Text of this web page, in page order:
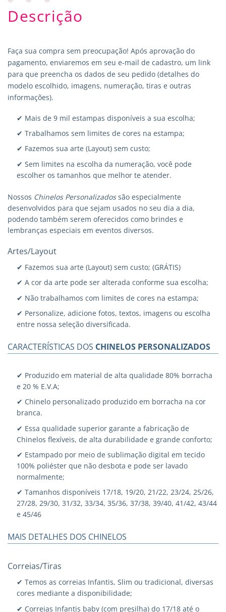
Descrição
Faça sua compra sem preocupação! Após aprovação do
pagamento, enviaremos em seu e-mail de cadastro, um link
para que preencha os dados de seu pedido (detalhes do
modelo escolhido, imagens, numeração, tiras e outras
informações).
✔ Mais de 9 mil estampas disponíveis a sua escolha;
✔ Trabalhamos sem limites de cores na estampa;
✔ Fazemos sua arte (Layout) sem custo;
✔ Sem limites na escolha da numeração, você pode
escolher os tamanhos que melhor te atender.
Nossos Chinelos Personalizadossão especialmente
desenvolvidos para que sejam usados no seu dia a dia,
podendo também serem oferecidos como brindes e
lembranças especiais em eventos diversos.
Artes/Layout
✔ Fazemos sua arte (Layout) sem custo; (GRÁTIS)
✔ A cor da arte pode ser alterada conforme sua escolha;
✔ Não trabalhamos com limites de cores na estampa;
✔ Personalize, adicione fotos, textos, imagens ou escolha
entre nossa seleção diversificada.
CARACTERÍSTICAS DOS CHINELOS PERSONALIZADOS
✔ Produzido em material de alta qualidade 80% borracha
e 20 % E.V.A;
✔ Chinelo personalizado produzido em borracha na cor
branca.
✔ Essa qualidade superior garante a fabricação de
Chinelos flexíveis, de alta durabilidade e grande conforto;
✔ Estampado por meio de sublimação digital em tecido
100% poliéster que não desbota e pode ser lavado
normalmente;
✔ Tamanhos disponíveis 17/18, 19/20, 21/22, 23/24, 25/26,
27/28, 29/30, 31/32, 33/34, 35/36, 37/38, 39/40, 41/42, 43/44
e 45/46
MAIS DETALHES DOS CHINELOS
Correias/Tiras
✔ Temos as correias Infantis, Slim ou tradicional, diversas
cores mediante a disponibilidade;
✔ Correias Infantis baby (com presilha) do 17/18 até o